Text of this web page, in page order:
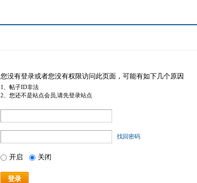
您没有登录或者您没有权限访问此页面，可能有如下几个原因
1、帖子ID非法
2、您还不是站点会员,请先登录站点
找回密码
开启 关闭
登录